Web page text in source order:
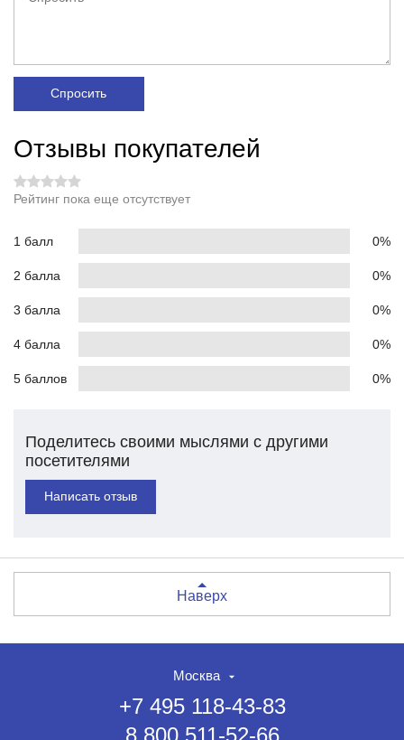
Спросить
Отзывы покупателей
Рейтинг пока еще отсутствует
1 балл 0%
2 балла 0%
3 балла 0%
4 балла 0%
5 баллов 0%
Поделитесь своими мыслями с другими
посетителями
Написать отзыв
Наверх
Москва
+7 495 118-43-83
8 800 511-52-66